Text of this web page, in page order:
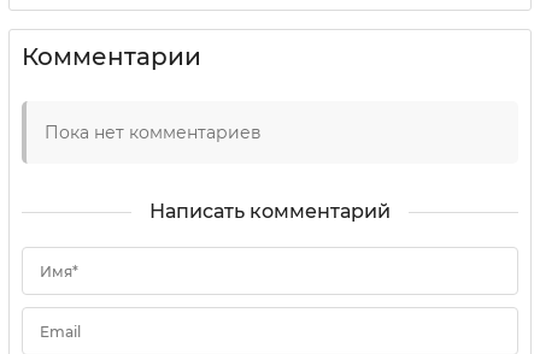
Комментарии
Пока нет комментариев
Написать комментарий
Имя*
Email